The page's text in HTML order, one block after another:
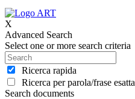
X
Advanced Search
Select one or more search criteria
Ricerca rapida
Ricerca per parola/frase esatta
Search documents